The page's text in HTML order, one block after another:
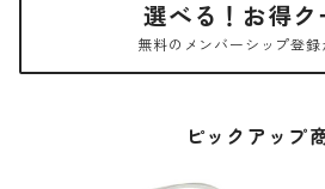
選べる！お得ク
無料のメンバーシップ登録
ピックアップ